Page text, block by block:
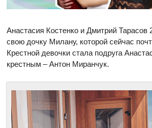
Анастасия Костенко и Дмитрий Тарасов
свою дочку Милану, которой сейчас
Крестной девочки стала подруга
крестным –Антон Миранчук.